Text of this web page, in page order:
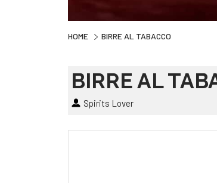
HOME BIRRE AL TABACCO
BIRRE AL
Spirits Lover